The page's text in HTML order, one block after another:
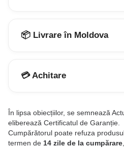
📦 Livrare în Moldova
💳 Achitare
În lipsa obiecțiilor, se semnează
eliberează Certificatul de Garanție.
Cumpărătorul poate refuza
termen de 14 zile de la cumpărare